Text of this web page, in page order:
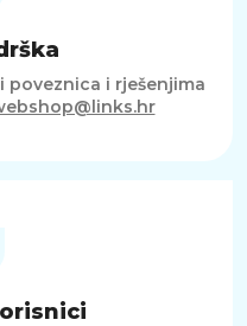
poveznica i rješenjima